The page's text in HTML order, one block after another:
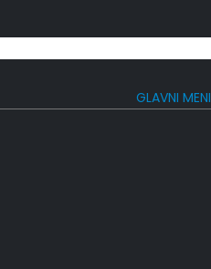
GLAVNI MENI